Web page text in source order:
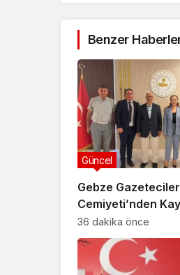
Benzer
Gebze Gazeteciler
Cemiyeti’nden
Özyiğit’e Ziyaret
Güncel
36 dakika önce